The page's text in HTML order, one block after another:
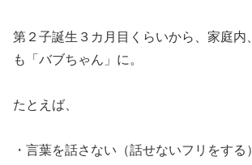
第２子誕生３カ月目くらいから、家庭内
も「バブちゃん」に。
たとえば、
・言葉を話さない（話せないフリをする）